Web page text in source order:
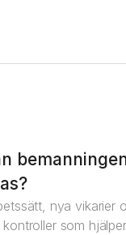
nya vikarier
som